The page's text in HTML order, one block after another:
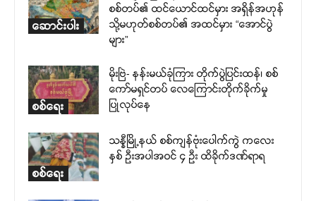
ဆောင်းပါး
စစ်တပ်၏ ထင်ယောင်ထင်မှား အရှိန်အဟုန်
သို့မဟုတ်စစ်တပ်၏ အထင်မှား “အောင်ပွဲ
များ”
စစ်ရေး
မိုးဗြဲ- နန်းမယ်ခုံကြား တိုက်ပွဲပြင်းထန်၊ စစ်
ကော်မရှင်တပ် လေကြောင်းတိုက်ခိုက်မှု
ပြုလုပ်နေ
စစ်ရေး
သန္နီမြို့နယ် စစ်ကျန်ဗုံးပေါက်ကွဲ ကလေး
နှစ် ဦးအပါအဝင် ၄ ဦး ထိခိုက်ဒဏ်ရာရ